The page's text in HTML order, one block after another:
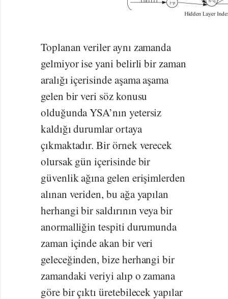
Toplanan veriler aynı zamanda
gelmiyor ise yani belirli bir zaman
aralığı içerisinde aşama aşama
gelen bir veri söz konusu
olduğunda YSA’nın yetersiz
kaldığı durumlar ortaya
çıkmaktadır. Bir örnek verecek
olursak gün içerisinde bir
güvenlik ağına gelen erişimlerden
alınan veriden, bu ağa yapılan
herhangi bir saldırının veya bir
anormalliğin tespiti durumunda
zaman içinde akan bir veri
geleceğinden, bize herhangi bir
zamandaki veriyi alıp o zamana
göre bir çıktı üretebilecek yapılar